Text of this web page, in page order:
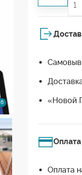
6 «Новой
Оплата
Оплата